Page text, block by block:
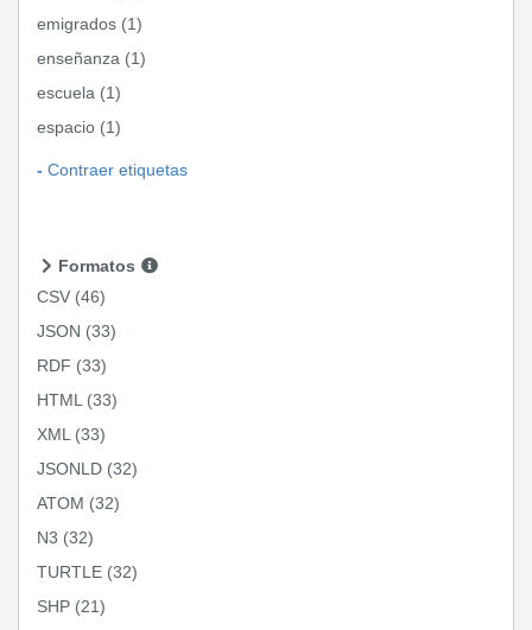
emigrados (1)
enseñanza (1)
escuela (1)
espacio (1)
Contraer etiquetas
Formatos
CSV (46)
JSON (33)
RDF (33)
HTML (33)
XML (33)
JSONLD (32)
ATOM (32)
N3 (32)
TURTLE (32)
SHP (21)